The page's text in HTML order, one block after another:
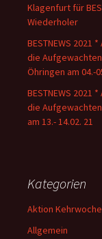
Klagenfurt für
Wiederholer
BESTNEWS 2021
die Aufgewachten
Öhringen am 04.-
BESTNEWS 2021
die
am 13.- 14.02. 21
Kategorien
Aktion
Allgemein